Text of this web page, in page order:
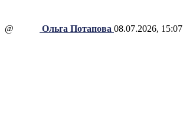
@ Ольга Потапова 08.07.2026, 15:07